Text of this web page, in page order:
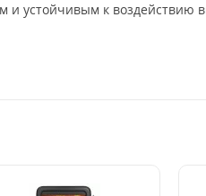
устойчивым к воздействию